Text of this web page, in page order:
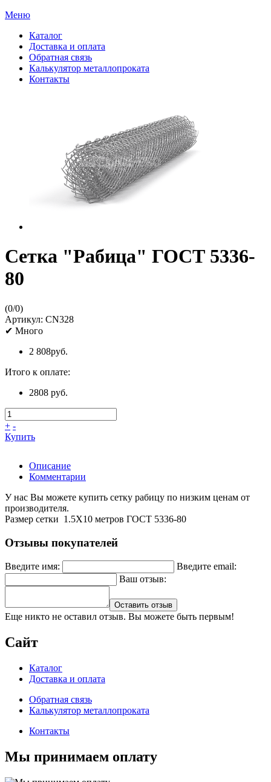
Меню
Каталог
Доставка и оплата
Обратная связь
Калькулятор металлопроката
Контакты
Сетка "Рабица" ГОСТ 5336-
80
(0/0)
Артикул: CN328
✔ Много
2 808руб.
Итого к оплате:
2808 руб.
+ -
Купить
Описание
Комментарии
У нас Вы можете купить сетку рабицу по низким ценам от
производителя.
Размер сетки 1.5X10 метров ГОСТ 5336-80
Отзывы покупателей
Введите имя:
Введите email:
Ваш отзыв:
Оставить отзыв
Еще никто не оставил отзыв. Вы можете быть первым!
Сайт
Каталог
Доставка и оплата
Обратная связь
Калькулятор металлопроката
Контакты
Мы принимаем оплату